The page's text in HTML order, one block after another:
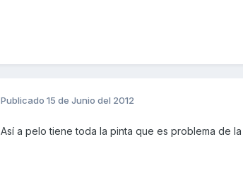
Publicado 15 de Junio del 2012
Así a pelo tiene toda la pinta que es problema de